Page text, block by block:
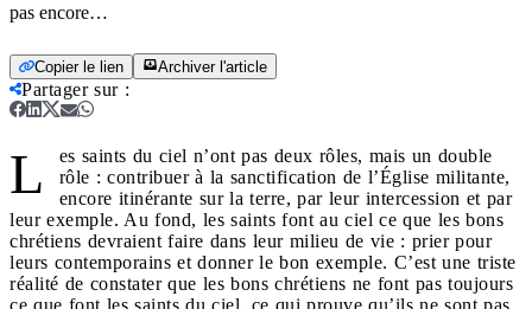
pas encore…
Copier le lien Archiver l'article
Partager sur:
L
es saints du ciel n’ont pas deux rôles, mais un double
rôle : contribuer à la sanctification de l’Église militante,
encore itinérante sur la terre, par leur intercession et par
leur exemple. Au fond, les saints font au ciel ce que les bons
chrétiens devraient faire dans leur milieu de vie : prier pour
leurs contemporains et donner le bon exemple. C’est une triste
réalité de constater que les bons chrétiens ne font pas toujours
ce que font les saints du ciel, ce qui prouve qu’ils ne sont pas